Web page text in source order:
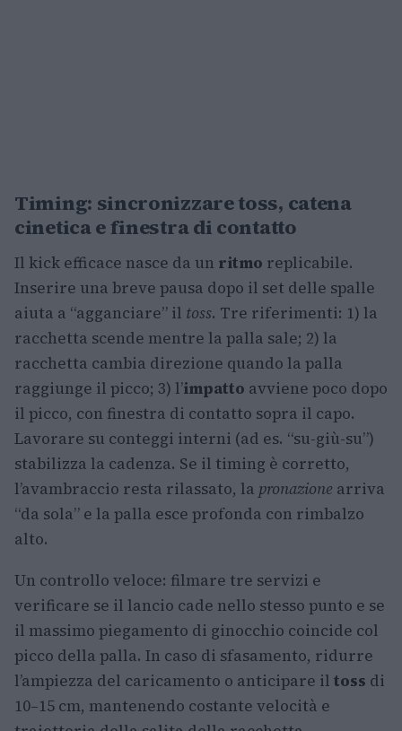
Timing: sincronizzare toss, catena
cinetica e finestra di contatto
Il kick efficace nasce da un ritmo replicabile.
Inserire una breve pausa dopo il set delle spalle
aiuta a “agganciare” il toss. Tre riferimenti: 1) la
racchetta scende mentre la palla sale; 2) la
racchetta cambia direzione quando la palla
raggiunge il picco; 3) l’impatto avviene poco dopo
il picco, con finestra di contatto sopra il capo.
Lavorare su conteggi interni (ad es. “su-giù-su”)
stabilizza la cadenza. Se il timing è corretto,
l’avambraccio resta rilassato, la pronazione arriva
“da sola” e la palla esce profonda con rimbalzo
alto.
Un controllo veloce: filmare tre servizi e
verificare se il lancio cade nello stesso punto e se
il massimo piegamento di ginocchio coincide col
picco della palla. In caso di sfasamento, ridurre
l’ampiezza del caricamento o anticipare il toss di
10–15 cm, mantenendo costante velocità e